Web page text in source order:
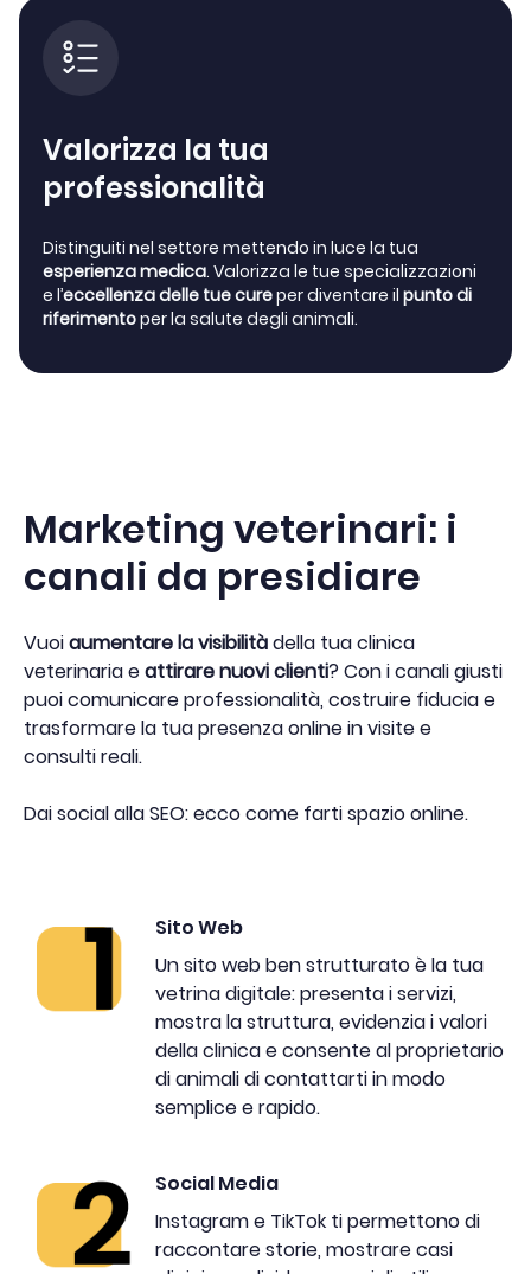
Valorizza la tua
professionalità
Distinguiti nel settore mettendo in luce la tua
esperienza medica. Valorizza le tue specializzazioni
e l’eccellenza delle tue cureper diventare il punto di
riferimentoper la salute degli animali.
Marketing veterinari: i
canali da presidiare
Vuoiaumentare la visibilitàdella tua clinica
veterinaria eattirare nuovi clienti? Con i canali giusti
puoi comunicare professionalità, costruire fiducia e
trasformare la tua presenza online in visite e
consulti reali.
Dai social alla SEO: ecco come farti spazio online.
Sito Web
Un sito web ben strutturato è la tua
vetrina digitale: presenta i servizi,
mostra la struttura, evidenzia i valori
della clinica e consente al proprietario
di animali di contattarti in modo
semplice e rapido.
Social Media
Instagram e TikTok ti permettono di
raccontare storie, mostrare casi